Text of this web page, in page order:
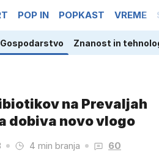
POP IN POPKAST VREME
Gospodarstvo Znanost in
na Prevaljah
dobiva novo vlogo
4 min branja 60